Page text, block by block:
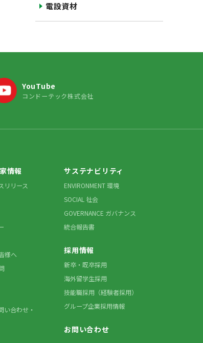
電設資材
YouTube
コンドーテック株式会社
情報
リリース
様へ
い合わせ・
サステナビリティ
ENVIRONMENT 環境
SOCIAL 社会
GOVERNANCE ガバナンス
統合報告書
採用情報
新卒・既卒採用
海外留学生採用
技能職採用（経験者採用）
グループ企業採用情報
お問い合わせ